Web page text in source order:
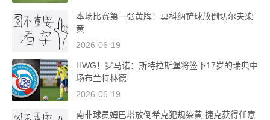
本场比赛第一张黄牌！莫科纳铲球放倒切尔夫染
黄
2026-06-19
HWG！罗马诺：斯特拉斯堡将签下17岁的瑞典中
场布兰特林德
2026-06-19
南非球员姆巴塔放倒希克犯规染黄 捷克获得任意